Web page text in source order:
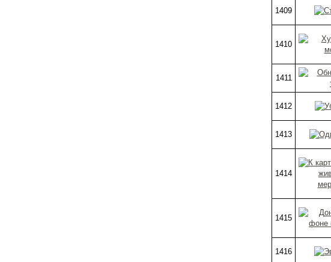
1409
1410
1411
1412
1413
1414
1415
1416